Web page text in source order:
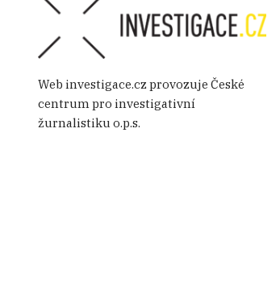
Web investigace.cz provozuje České
centrum pro investigativní
žurnalistiku o.p.s.